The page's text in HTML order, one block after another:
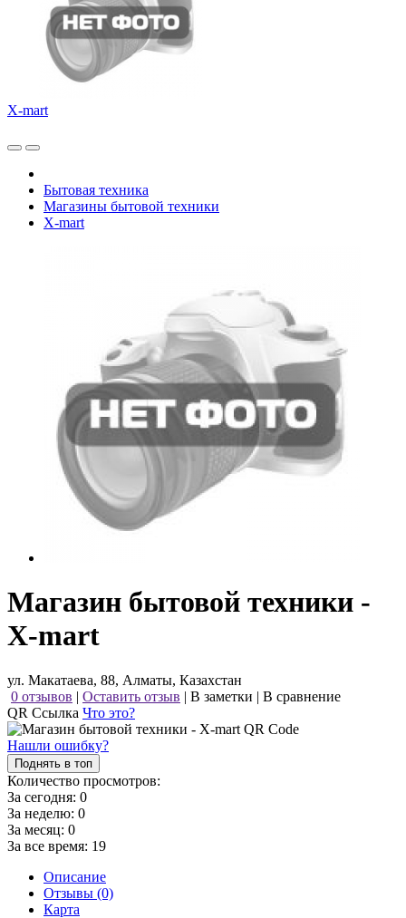
X-mart
Бытовая техника
Магазины бытовой техники
X-mart
Магазин бытовой техники -
X-mart
ул. Макатаева, 88, Алматы, Казахстан
0 отзывов | Оставить отзыв | В заметки | В сравнение
QR Ссылка Что это?
Нашли ошибку?
Поднять в топ
Количество просмотров:
За сегодня: 0
За неделю: 0
За месяц: 0
За все время: 19
Описание
Отзывы (0)
Карта